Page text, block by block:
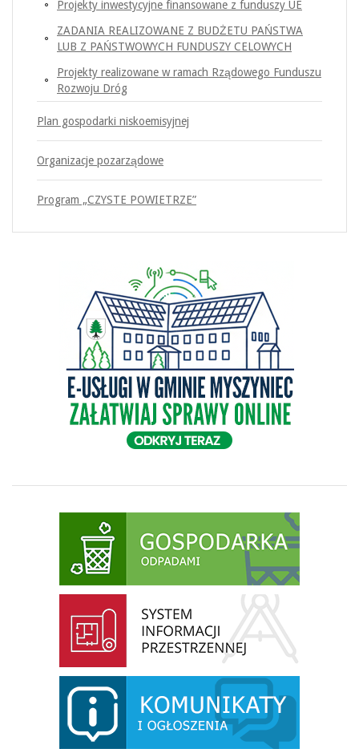
Projekty inwestycyjne finansowane z funduszy UE
ZADANIA REALIZOWANE Z BUDŻETU PAŃSTWA
LUB Z PAŃSTWOWYCH FUNDUSZY CELOWYCH
Projekty realizowane w ramach Rządowego Funduszu
Rozwoju Dróg
Plan gospodarki niskoemisyjnej
Organizacje pozarządowe
Program „CZYSTE POWIETRZE”